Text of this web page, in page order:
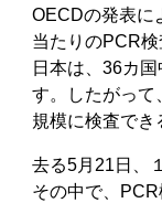
OECDの発表に
当たりのPCR検
日本は、36カ
す。したがって
規模に検査でき
去る5月21日、
その中で、